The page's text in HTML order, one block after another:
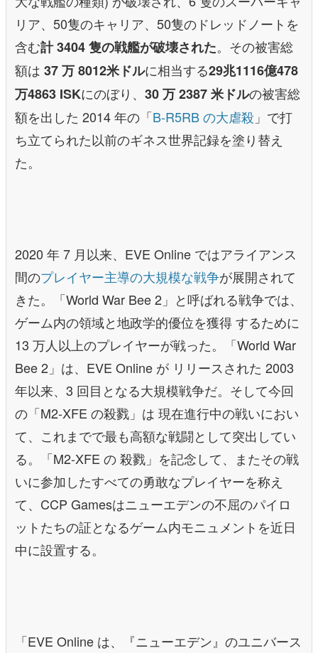
リア、50隻のキャリア、50隻のドレッドノートを
含む計 3404 隻の戦艦が破壊された。その被害総
額は 37 万 8012米ドルに相当する29兆1116億478
万4863 ISKにのぼり、 30 万 2387 米ドルの被害総
額を出した 2014 年の「B-R5RB の大虐殺 」で打
ち立てられた以前のギネス世界記録を塗り替え
た。
2020 年 7 月以来、EVE Online ではアライアンス
間のプレイヤー主導の大規模な戦争が展開されて
きた。「World War Bee 2」と呼ばれる戦争では、
ゲーム内の領域と地政学的優位を獲得 するために
13 万人以上のプレイヤーが戦った。「World War
Bee 2」は、EVE Online が リリースされた 2003
年以来、3 回目となる大規模戦争だ。そして今回
の「M2-XFE の殺戮」は 現在進行中の戦いにおい
て、これまでで最も高額な戦闘として突出してい
る。「M2-XFE の 殺戮」を記念して、またその戦
いに参加したすべての勇敢なプレイヤーを称え
て、CCP Gamesはニューエデンの不屈のパイロ
ットたちの証となるゲーム内モニュメントを近日
中に設置する。
「EVE Online は、『ニューエデン』のユニバース